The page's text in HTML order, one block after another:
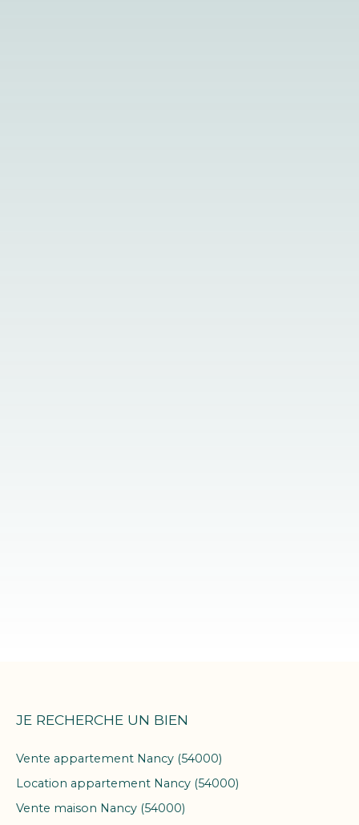
JE RECHERCHE UN BIEN
Vente appartement Nancy (54000)
Location appartement Nancy (54000)
Vente maison Nancy (54000)